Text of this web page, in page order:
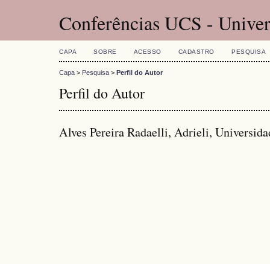
Conferências UCS -
CAPA SOBRE ACESSO CADASTRO PESQUISA
Capa > Pesquisa > Perfil do Autor
Perfil do Autor
Alves Pereira Radaelli, Adrieli,